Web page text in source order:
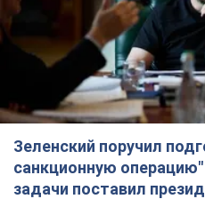
Зеленский поручил
санкционную
задачи поставил